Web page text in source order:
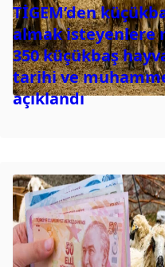
TİGEM’den
almak isteyenlere
350 küçükbaş
tarihi ve
açıklandı